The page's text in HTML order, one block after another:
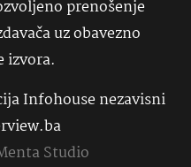
prenošenje
uz obavezno
izvora.
Infohouse nezavisni
Studio